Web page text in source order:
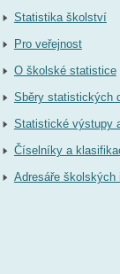
Statistika školství
Pro veřejnost
O školské statistice
Sběry statistických
Statistické výstupy
Číselníky a
Adresáře školských